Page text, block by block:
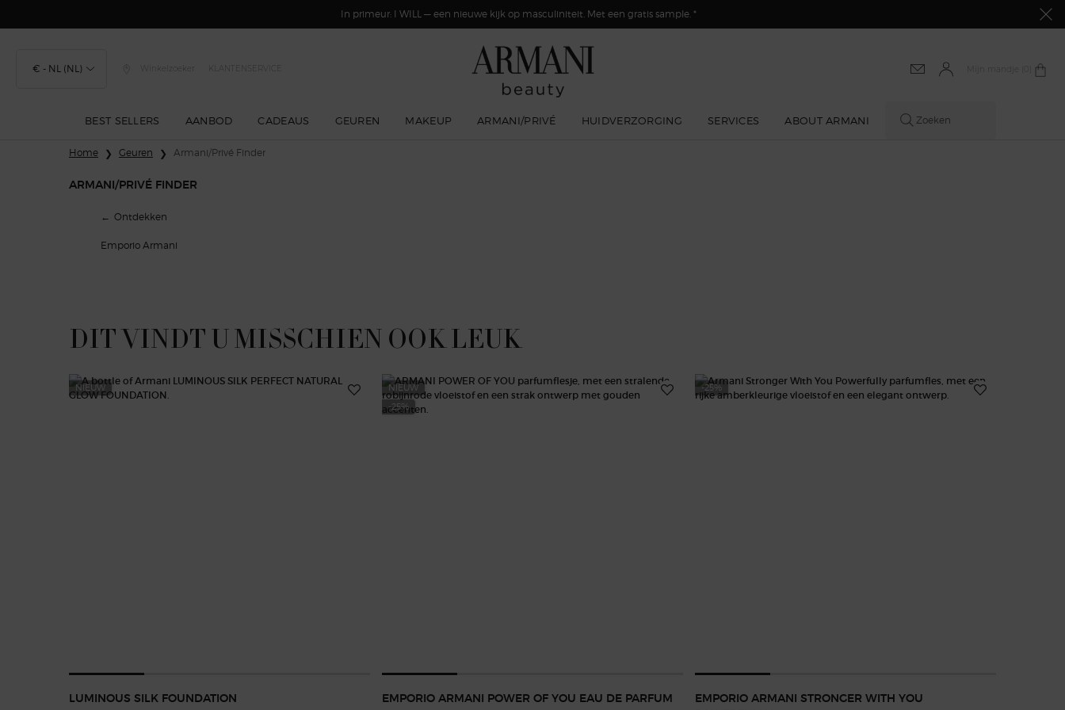
In primeur: I WILL — een nieuwe kijk op masculiniteit. Met een gratis sample. *
€ - NL (NL) Winkelzoeker KLANTENSERVICE Mijn mandje
0 product
BEST SELLERS AANBOD CADEAUS GEUREN MAKEUP ARMANI/PRIVÉ HUIDVERZORGING SERVICES ABOUT ARMANI Zoeken
Home Geuren Armani/Privé Finder
ARMANI/PRIVÉ FINDER
Ontdekken
Emporio Armani
DIT VINDT U MISSCHIEN OOK LEUK
NIEUW
LUMINOUS SILK FOUNDATION
NIEUW
-25%
EMPORIO ARMANI POWER OF YOU EAU DE PARFUM
-25%
EMPORIO ARMANI STRONGER WITH YOU